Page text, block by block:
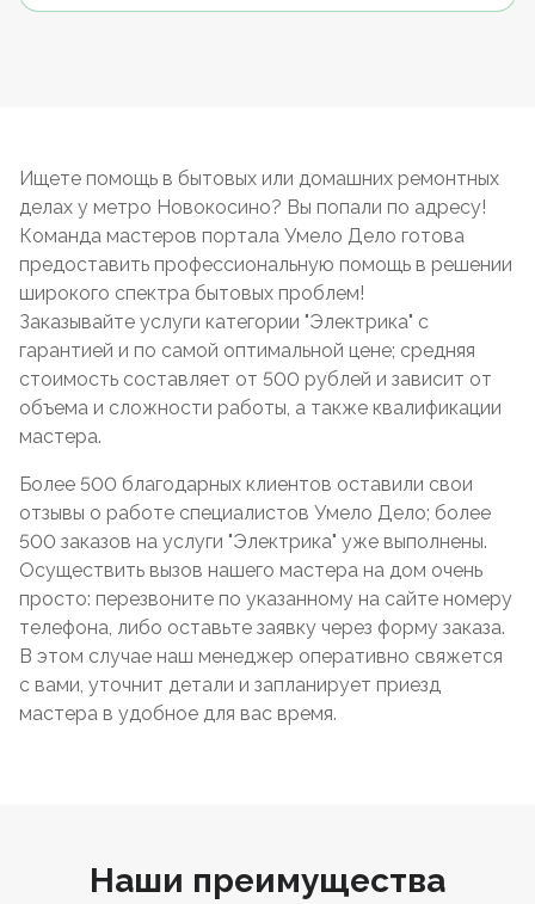
Ищете помощь в бытовых или домашних ремонтных
делах у метро Новокосино? Вы попали по адресу!
Команда мастеров портала Умело Дело готова
предоставить профессиональную помощь в решении
широкого спектра бытовых проблем!
Заказывайте услуги категории "Электрика" с
гарантией и по самой оптимальной цене; средняя
стоимость составляет от 500 рублей и зависит от
объема и сложности работы, а также квалификации
мастера.
Более 500 благодарных клиентов оставили свои
отзывы о работе специалистов Умело Дело; более
500 заказов на услуги "Электрика" уже выполнены.
Осуществить вызов нашего мастера на дом очень
просто: перезвоните по указанному на сайте номеру
телефона, либо оставьте заявку через форму заказа.
В этом случае наш менеджер оперативно свяжется
с вами, уточнит детали и запланирует приезд
мастера в удобное для вас время.
Наши преимущества